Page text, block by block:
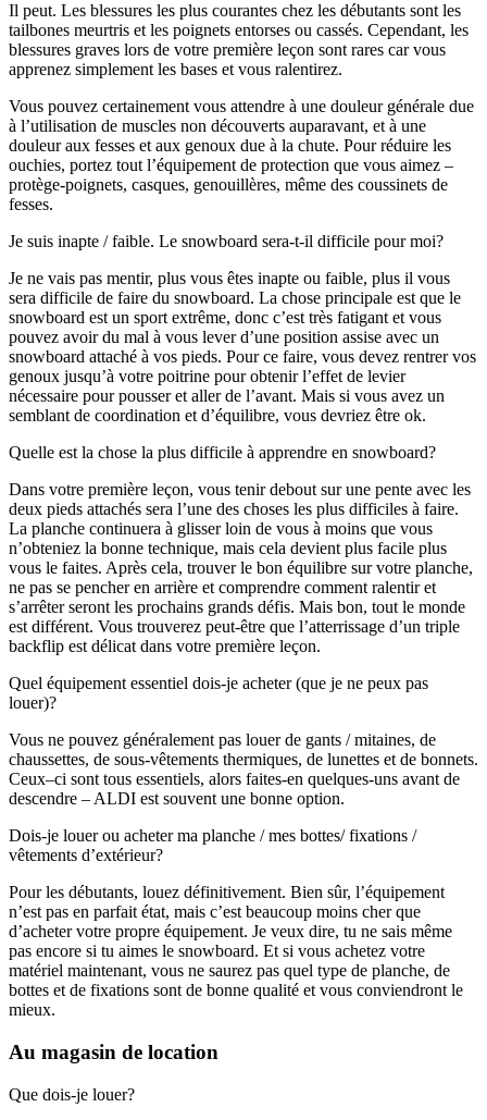
Il peut. Les blessures les plus courantes chez les débutants sont les
tailbones meurtris et les poignets entorses ou cassés. Cependant, les
blessures graves lors de votre première leçon sont rares car vous
apprenez simplement les bases et vous ralentirez.
Vous pouvez certainement vous attendre à une douleur générale due
à l’utilisation de muscles non découverts auparavant, et à une
douleur aux fesses et aux genoux due à la chute. Pour réduire les
ouchies, portez tout l’équipement de protection que vous aimez –
protège-poignets, casques, genouillères, même des coussinets de
fesses.
Je suis inapte / faible. Le snowboard sera-t-il difficile pour moi?
Je ne vais pas mentir, plus vous êtes inapte ou faible, plus il vous
sera difficile de faire du snowboard. La chose principale est que le
snowboard est un sport extrême, donc c’est très fatigant et vous
pouvez avoir du mal à vous lever d’une position assise avec un
snowboard attaché à vos pieds. Pour ce faire, vous devez rentrer vos
genoux jusqu’à votre poitrine pour obtenir l’effet de levier
nécessaire pour pousser et aller de l’avant. Mais si vous avez un
semblant de coordination et d’équilibre, vous devriez être ok.
Quelle est la chose la plus difficile à apprendre en snowboard?
Dans votre première leçon, vous tenir debout sur une pente avec les
deux pieds attachés sera l’une des choses les plus difficiles à faire.
La planche continuera à glisser loin de vous à moins que vous
n’obteniez la bonne technique, mais cela devient plus facile plus
vous le faites. Après cela, trouver le bon équilibre sur votre planche,
ne pas se pencher en arrière et comprendre comment ralentir et
s’arrêter seront les prochains grands défis. Mais bon, tout le monde
est différent. Vous trouverez peut-être que l’atterrissage d’un triple
backflip est délicat dans votre première leçon.
Quel équipement essentiel dois-je acheter (que je ne peux pas
louer)?
Vous ne pouvez généralement pas louer de gants / mitaines, de
chaussettes, de sous-vêtements thermiques, de lunettes et de bonnets.
Ceux–ci sont tous essentiels, alors faites-en quelques-uns avant de
descendre – ALDI est souvent une bonne option.
Dois-je louer ou acheter ma planche / mes bottes/ fixations /
vêtements d’extérieur?
Pour les débutants, louez définitivement. Bien sûr, l’équipement
n’est pas en parfait état, mais c’est beaucoup moins cher que
d’acheter votre propre équipement. Je veux dire, tu ne sais même
pas encore si tu aimes le snowboard. Et si vous achetez votre
matériel maintenant, vous ne saurez pas quel type de planche, de
bottes et de fixations sont de bonne qualité et vous conviendront le
mieux.
Au magasin de location
Que dois-je louer?